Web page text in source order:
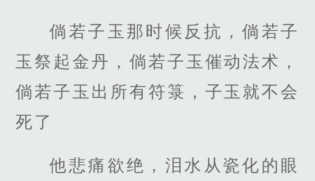
倘若子玉那时候反抗，倘若子
玉祭起金丹，倘若子玉催动法术，
倘若子玉出所有符箓，子玉就不会
死了
他悲痛欲绝，泪水从瓷化的眼